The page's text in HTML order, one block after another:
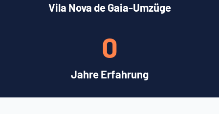
Vila Nova de Gaia-Umzüge
Jahre Erfahrung
0